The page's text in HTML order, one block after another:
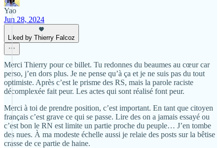
Yao
Jun 28, 2024
Liked by Thierry Falcoz
Merci Thierry pour ce billet. Tu redonnes du beaumes au cœur car
perso, j’en dors plus. Je ne pense qu’à ça et je ne suis pas du tout
optimiste. Après c’est le prisme des RS, mais la parole raciste
décomplexée fait peur. Les actes qui sont réalisé font peur.
Merci à toi de prendre position, c’est important. En tant que citoyen
français c’est grave ce qui se passe. Lire des on a jamais essayé ou
c’est bon le RN est limite un partie proche du peuple… J’en tombe
des nues. À ma modeste échelle aussi je relaie des posts sur la bêtise
crasse de ce partie de haine.